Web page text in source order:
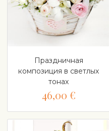
Праздничная
композиция в светлых
тонах
46,00 €